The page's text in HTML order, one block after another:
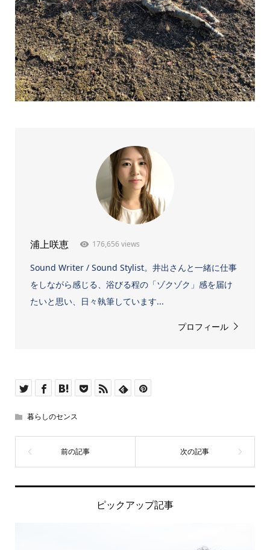
浦上咲恵 176,656 views
Sound Writer / Sound Stylist。井出さんと一緒に仕事
をしながら感じる、浴びる程の「ゾクゾク」感を届け
たいと思い、日々執筆しています...
プロフィール
暮らしのセンス
ピックアップ記事